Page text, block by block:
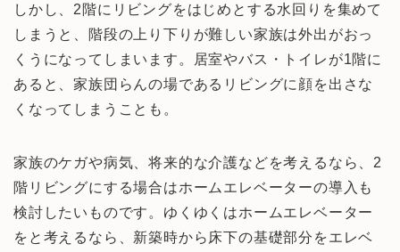
しかし、2階にリビングをはじめとする水回りを集めて
しまうと、階段の上り下りが難しい家族は外出がおっ
くうになってしまいます。居室やバス・トイレが1階に
あると、家族団らんの場であるリビングに顔を出さな
くなってしまうことも。
家族のケガや病気、将来的な介護などを考えるなら、2
階リビングにする場合はホームエレベーターの導入も
検討したいものです。ゆくゆくはホームエレベーター
をと考えるなら、新築時から床下の基礎部分をエレベ